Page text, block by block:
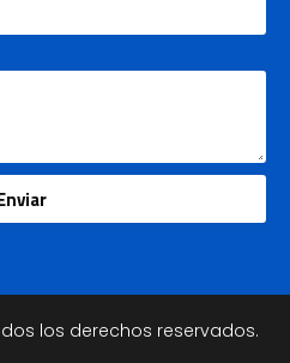
los derechos reservados.